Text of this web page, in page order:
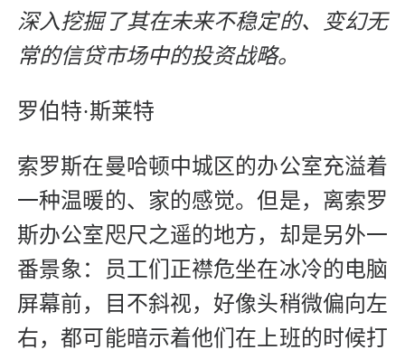
深入挖掘了其在未来不稳定的、变幻无
常的信贷市场中的投资战略。
罗伯特·斯莱特
索罗斯在曼哈顿中城区的办公室充溢着
一种温暖的、家的感觉。但是，离索罗
斯办公室咫尺之遥的地方，却是另外一
番景象：员工们正襟危坐在冰冷的电脑
屏幕前，目不斜视，好像头稍微偏向左
右，都可能暗示着他们在上班的时候打